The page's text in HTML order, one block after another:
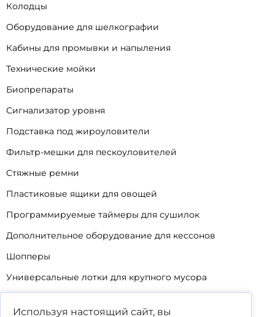
Колодцы
Оборудование для шелкографии
Кабины для промывки и напыления
Технические мойки
Биопрепараты
Сигнализатор уровня
Подставка под жироуловители
Фильтр-мешки для пескоуловителей
Стяжные ремни
Пластиковые ящики для овощей
Программируемые таймеры для сушилок
Дополнительное оборудование для кессонов
Шопперы
Универсальные лотки для крупного мусора
Используя настоящий сайт, вы